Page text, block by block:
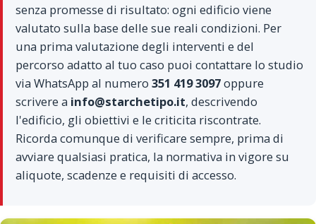
senza promesse di risultato: ogni edificio viene
valutato sulla base delle sue reali condizioni. Per
una prima valutazione degli interventi e del
percorso adatto al tuo caso puoi contattare lo studio
via WhatsApp al numero 351 419 3097oppure
scrivere a info@starchetipo.it, descrivendo
l'edificio, gli obiettivi e le criticita riscontrate.
Ricorda comunque di verificare sempre, prima di
avviare qualsiasi pratica, la normativa in vigore su
aliquote, scadenze e requisiti di accesso.